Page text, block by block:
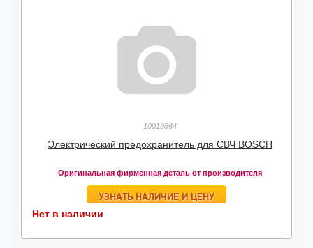
10019864
Электрический предохранитель для СВЧ BOSCH
Оригинальная фирменная деталь от производителя
УЗНАТЬ НАЛИЧИЕ И ЦЕНУ
Нет в наличии